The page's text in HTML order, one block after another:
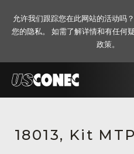
解决方案
18013, Kit
允许我们跟踪您在此网站的活动吗
您的隐私。 如需了解详情和有任何
政策。